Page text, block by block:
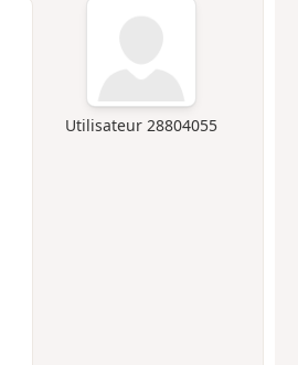
Utilisateur 28804055